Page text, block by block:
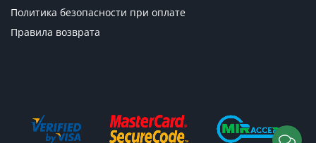
Политика безопасности при оплате
Правила возврата